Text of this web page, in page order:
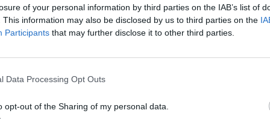
of your personal information by third parties on the IAB’s list of
This information may also be disclosed by us to third parties on the
Participants that may further disclose it to other third parties.
Data Processing Opt Outs
opt-out of the Sharing of my personal data.
Eduárd (25.), illetve Ioan Forgaci (35.), Mario Pop (63.),
Sîplăcan (43.), Baki Nimród (70.).